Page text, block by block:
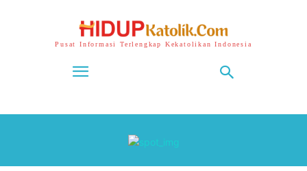
Pusat Informasi Terlengkap Kekatolikan Indonesia